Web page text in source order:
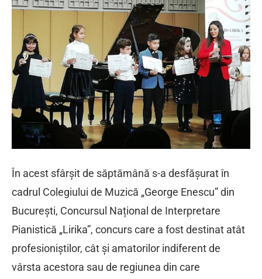
În acest sfârșit de săptămână s-a desfășurat în
cadrul Colegiului de Muzică „George Enescu” din
București, Concursul Național de Interpretare
Pianistică „Lirika”, concurs care a fost destinat atât
profesioniștilor, cât și amatorilor indiferent de
vârsta acestora sau de regiunea din care